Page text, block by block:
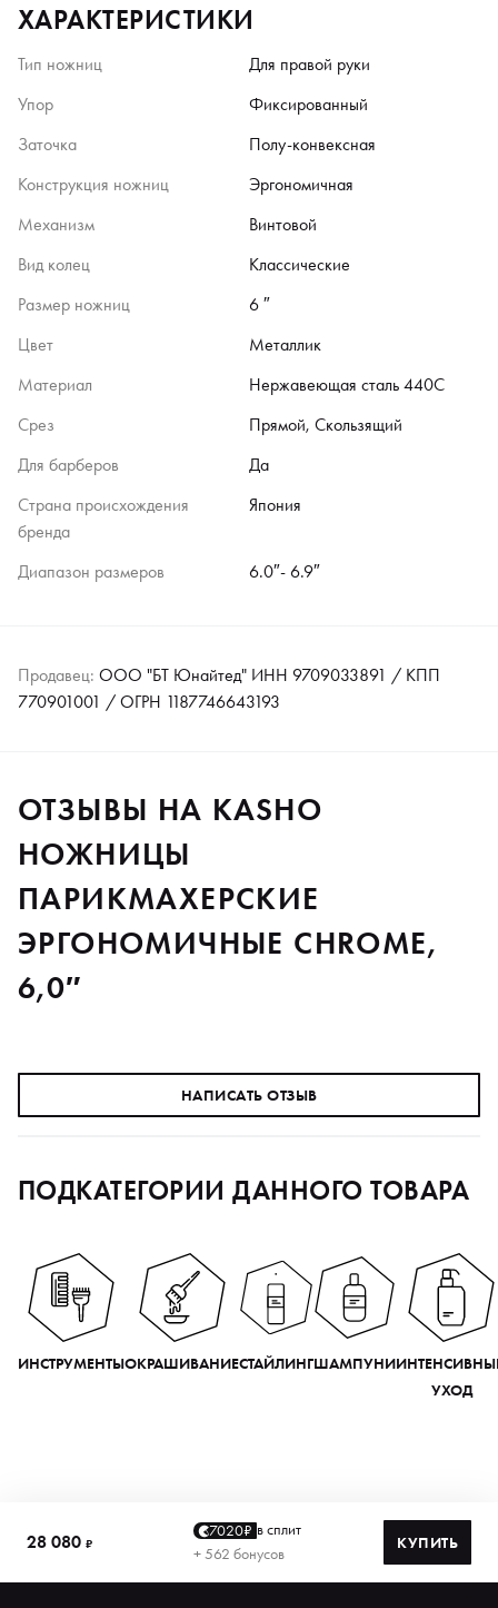
ХАРАКТЕРИСТИКИ
Тип ножниц
Для правой руки
Упор
Фиксированный
Заточка
Полу-конвексная
Конструкция ножниц
Эргономичная
Механизм
Винтовой
Вид колец
Классические
Размер ножниц
6 ″
Цвет
Металлик
Материал
Нержавеющая сталь 440C
Срез
Прямой, Скользящий
Для барберов
Да
Страна происхождения
бренда
Япония
Диапазон размеров 6.0″- 6.9″
Продавец: ООО "БТ Юнайтед" ИНН 9709033891 / КПП
770901001 / ОГРН 1187746643193
ОТЗЫВЫ НА KASHO
НОЖНИЦЫ
ПАРИКМАХЕРСКИЕ
ЭРГОНОМИЧНЫЕ CHROME,
6,0″
НАПИСАТЬ ОТЗЫВ
ПОДКАТЕГОРИИ ДАННОГО ТОВАРА
ИНСТРУМЕНТЫОКРАШИВАНИЕСТАЙЛИНГШАМПУНИ
УХОД
28 080 ₽
7020₽ в сплит
+ 562 бонусов
КУПИТЬ